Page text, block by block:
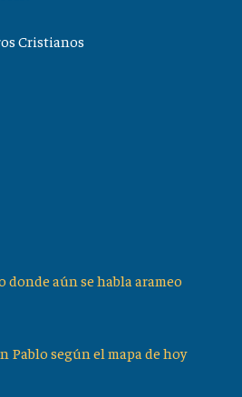
Cristianos
aún se habla arameo
Pablo según el mapa de hoy